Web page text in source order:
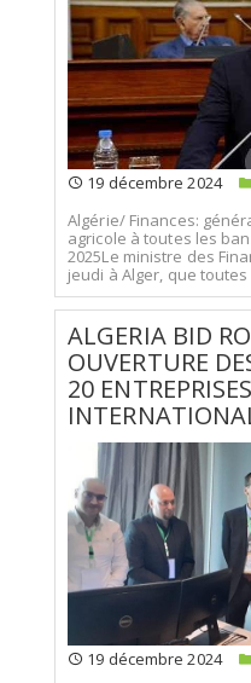
19 décembre 2024
Algérie/ Finances:
agricole à toutes les
2025Le ministre des
jeudi à Alger, que
ALGERIA BID
OUVERTURE
20 ENTREPRISES
19 décembre 2024